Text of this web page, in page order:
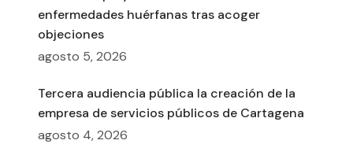
enfermedades huérfanas tras acoger
objeciones
agosto 5, 2026
Tercera audiencia pública la creación de la
empresa de servicios públicos de Cartagena
agosto 4, 2026